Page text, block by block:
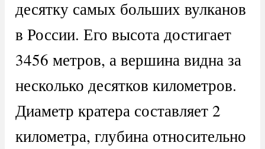
десятку самых больших вулканов
в России. Его высота достигает
3456 метров, а вершина видна за
несколько десятков километров.
Диаметр кратера составляет 2
километра, глубина относительно